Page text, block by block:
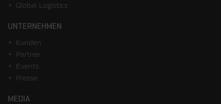
Global Logistics
UNTERNEHMEN
Kunden
Partner
Events
Presse
MEDIA